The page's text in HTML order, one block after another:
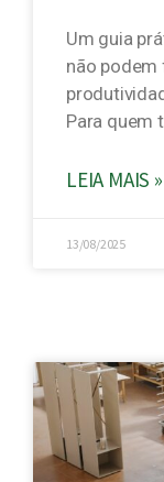
Um guia
não podem
Para quem
LEIA MAIS »
13/08/2025